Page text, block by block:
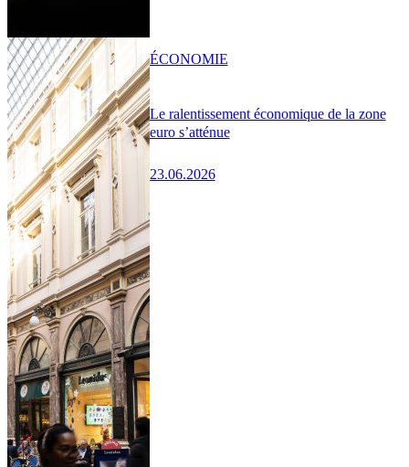
Le ralentissement économique de la zone
euro s’atténue
23.06.2026
ÉCONOMIE